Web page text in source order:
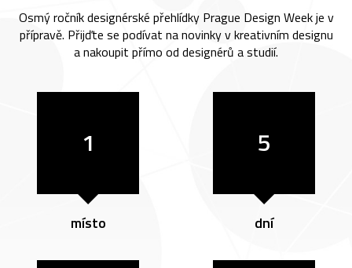
Osmý ročník designérské přehlídky Prague Design Week je v
přípravě. Přijďte se podívat na novinky v kreativním designu
a nakoupit přímo od designérů a studií.
1
místo
5
dní